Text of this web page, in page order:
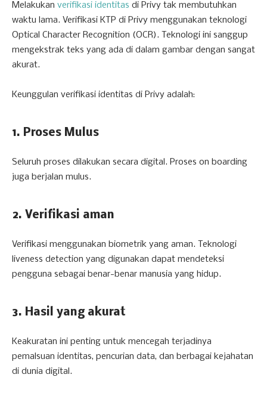
Melakukan verifikasi identitas di Privy tak membutuhkan
waktu lama. Verifikasi KTP di Privy menggunakan teknologi
Optical Character Recognition (OCR). Teknologi ini sanggup
mengekstrak teks yang ada di dalam gambar dengan sangat
akurat.
Keunggulan verifikasi identitas di Privy adalah:
1. Proses Mulus
Seluruh proses dilakukan secara digital. Proses on boarding
juga berjalan mulus.
2. Verifikasi aman
Verifikasi menggunakan biometrik yang aman. Teknologi
liveness detection yang digunakan dapat mendeteksi
pengguna sebagai benar-benar manusia yang hidup.
3. Hasil yang akurat
Keakuratan ini penting untuk mencegah terjadinya
pemalsuan identitas, pencurian data, dan berbagai kejahatan
di dunia digital.